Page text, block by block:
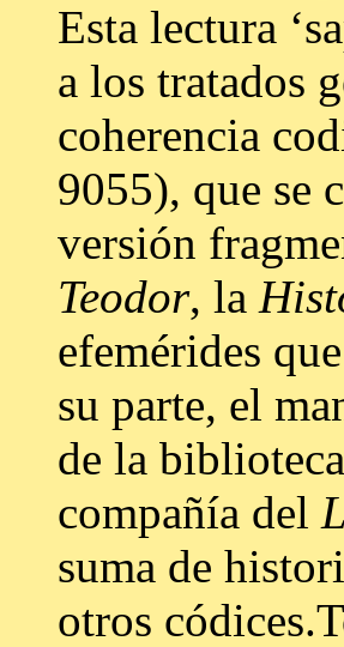
Esta lectura
a los tratados
coherencia
9055), que se
versión
Teodor, la
efemérides
su parte, el
de la
compañía del
suma de
otros